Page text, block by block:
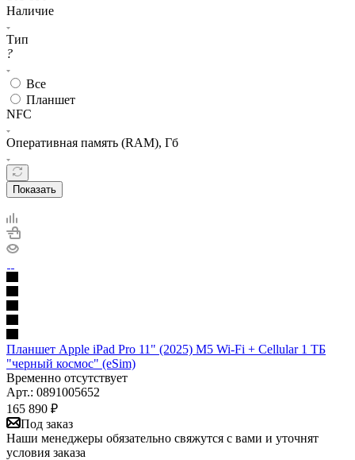
Наличие
Тип
?
Все
Планшет
NFC
Оперативная память (RAM), Гб
Показать
Планшет Apple iPad Pro 11" (2025) M5 Wi-Fi + Cellular 1 ТБ
"черный космос" (eSim)
Временно отсутствует
Арт.: 0891005652
165 890 ₽
Под заказ
Наши менеджеры обязательно свяжутся с вами и уточнят
условия заказа